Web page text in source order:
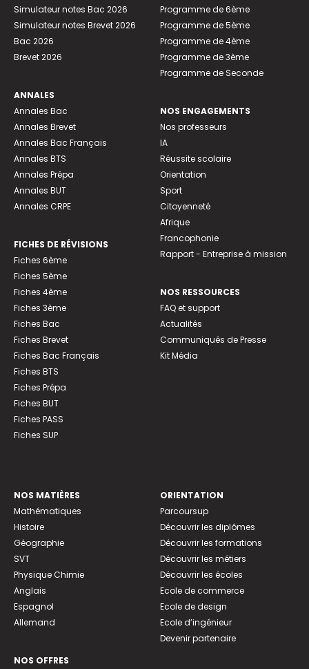
Simulateur notes Bac 2026
Simulateur notes Brevet 2026
Bac 2026
Brevet 2026
ANNALES
Annales Bac
Annales Brevet
Annales Bac Français
Annales BTS
Annales Prépa
Annales BUT
Annales CRPE
FICHES DE RÉVISIONS
Fiches 6ème
Fiches 5ème
Fiches 4ème
Fiches 3ème
Fiches Bac
Fiches Brevet
Fiches Bac Français
Fiches BTS
Fiches Prépa
Fiches BUT
Fiches PASS
Fiches SUP
Programme de 6ème
Programme de 5ème
Programme de 4ème
Programme de 3ème
Programme de Seconde
NOS ENGAGEMENTS
Nos professeurs
IA
Réussite scolaire
Orientation
Sport
Citoyenneté
Afrique
Francophonie
Rapport - Entreprise à mission
NOS RESSOURCES
FAQ et support
Actualités
Communiqués de Presse
Kit Média
NOS MATIÈRES
Mathématiques
Histoire
Géographie
SVT
Physique Chimie
Anglais
Espagnol
Allemand
NOS OFFRES
ORIENTATION
Parcoursup
Découvrir les diplômes
Découvrir les formations
Découvrir les métiers
Découvrir les écoles
Ecole de commerce
Ecole de design
Ecole d’ingénieur
Devenir partenaire